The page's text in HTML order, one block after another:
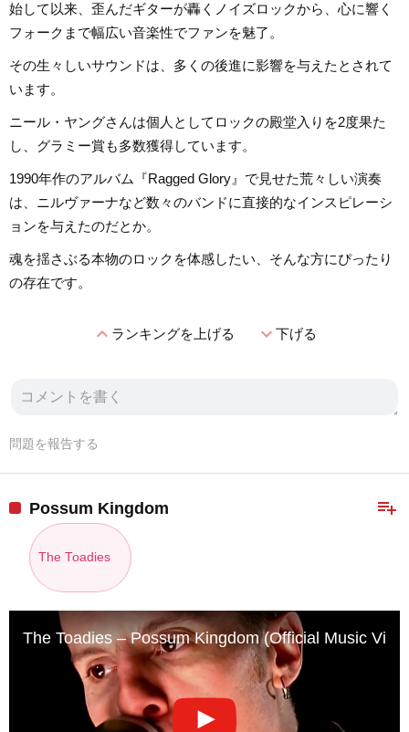
始して以来、歪んだギターが轟くノイズロックから、心に響く
フォークまで幅広い音楽性でファンを魅了。
その生々しいサウンドは、多くの後進に影響を与えたとされて
います。
ニール・ヤングさんは個人としてロックの殿堂入りを2度果た
し、グラミー賞も多数獲得しています。
1990年作のアルバム『Ragged Glory』で見せた荒々しい演奏
は、ニルヴァーナなど数々のバンドに直接的なインスピレーシ
ョンを与えたのだとか。
魂を揺さぶる本物のロックを体感したい、そんな方にぴったり
の存在です。
expand_lessランキングを上げる expand_more下げる
問題を報告する
playlist_add
Possum Kingdom
The Toadies
The Toadies – Possum Kingdom (Official Music